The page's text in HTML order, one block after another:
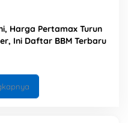
Harga Pertamax Turun
Ini Daftar BBM Terbaru